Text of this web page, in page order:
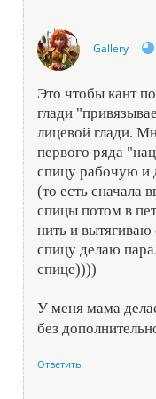
Gallery
Это чтобы кант
глади
лицевой глади.
первого ряда
спицу рабочую и
(то есть сначала
спицы потом в
нить и вытягиваю
спицу делаю
спице))))
У меня мама
без
Ответить